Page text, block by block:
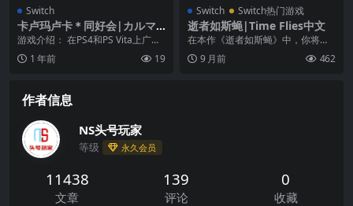
Switch
卡卢玛卢卡＊同好会|カルマ
ルカ＊サークル
游戏介绍： 在PS4和PS Vita上广受
好评的恋爱冒险游戏《卡卢玛卢卡
＊同好会...
1 年前 19
Switch Switch热门游戏
逝者如斯蝇|Time Flies中文
在本作《逝者如斯蝇》中，你将化
身一只小小的飞蝇——蝇儿的生命
很短，但它的遗愿清单...
9 月前 462
作者信息
NS头号玩家
等级 永久会员
11438
文章
139
评论
0
收藏